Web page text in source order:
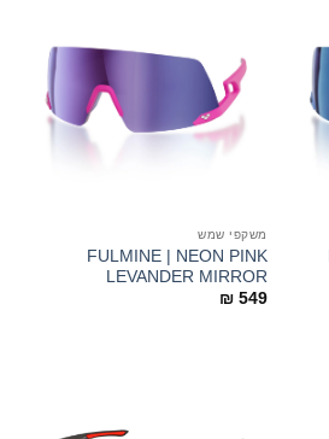
משקפי שמש
FULMINE | NEON PINK
LEVANDER MIRROR
₪ 549